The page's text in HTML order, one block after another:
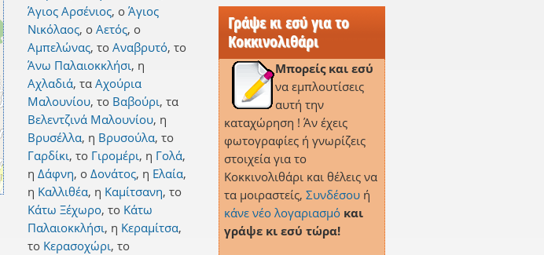
Άγιος Αρσένιος, ο Άγιος
Νικόλαος, ο Αετός, ο
Αμπελώνας, το Αναβρυτό, το
Άνω Παλαιοκκλήσι, η
Αχλαδιά, τα Αχούρια
Μαλουνίου, το Βαβούρι, τα
Βελεντζινά Μαλουνίου, η
Βρυσέλλα, η Βρυσούλα, το
Γαρδίκι, το Γιρομέρι, η Γολά,
η Δάφνη, ο Δονάτος, η Ελαία,
η Καλλιθέα, η Καμίτσανη, το
Κάτω Ξέχωρο, το Κάτω
Παλαιοκκλήσι, η Κεραμίτσα,
το Κερασοχώρι, το
Γράψε κι εσύ για το
Κοκκινολιθάρι
Μπορείς και εσύ
να εμπλουτίσεις
αυτή την
καταχώρηση ! Άν έχεις
φωτογραφίες ή γνωρίζεις
στοιχεία για το
Κοκκινολιθάρι και θέλεις να
τα μοιραστείς, Συνδέσουή
κάνε νέο λογαριασμό και
γράψε κι εσύ τώρα!